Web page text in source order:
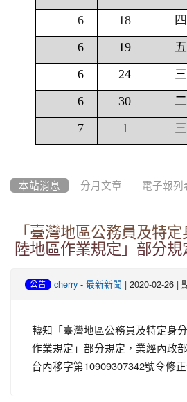
6
18 四
6
19 五
6
24 三
6
30 二
7
1 三
本站消息 分月文章 電子報列
「臺灣地區公務員及特
陸地區作業規定」部分規
公告 cherry - 最新新聞 | 2020-02-26 |
轉知「臺灣地區公務員及特定身
作業規定」部分規定，業經內政
台內移字第10909307342號令修